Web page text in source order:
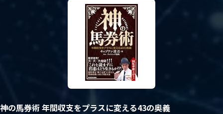
神の馬券術 年間収支をプラスに変える43の奥義